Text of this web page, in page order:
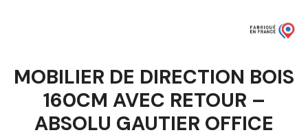
MOBILIER DE DIRECTION BOIS
160CM AVEC RETOUR –
ABSOLU GAUTIER OFFICE